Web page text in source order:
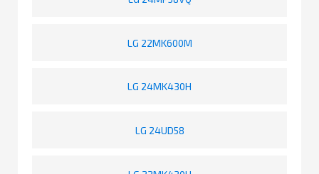
LG 22MK600M
LG 24MK430H
LG 24UD58